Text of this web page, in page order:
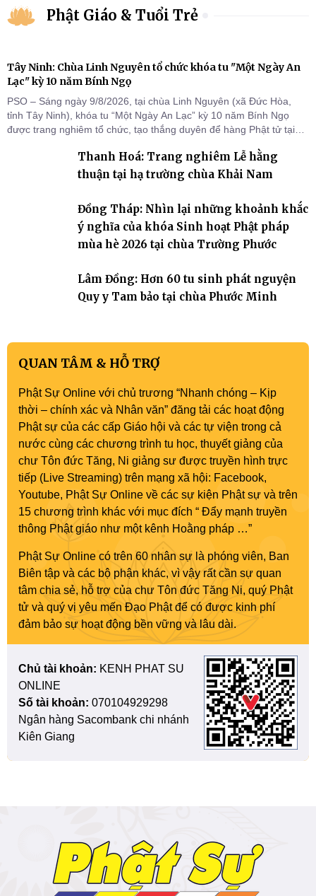
Phật Giáo & Tuổi Trẻ
Tây Ninh: Chùa Linh Nguyên tổ chức khóa tu "Một Ngày An
Lạc" kỳ 10 năm Bính Ngọ
PSO – Sáng ngày 9/8/2026, tại chùa Linh Nguyên (xã Đức Hòa,
tỉnh Tây Ninh), khóa tu “Một Ngày An Lạc” kỳ 10 năm Bính Ngọ
được trang nghiêm tổ chức, tạo thắng duyên để hàng Phật tử tại
Thanh Hoá: Trang nghiêm Lễ hằng
thuận tại hạ trường chùa Khải Nam
Đồng Tháp: Nhìn lại những khoảnh khắc
ý nghĩa của khóa Sinh hoạt Phật pháp
mùa hè 2026 tại chùa Trường Phước
Lâm Đồng: Hơn 60 tu sinh phát nguyện
Quy y Tam bảo tại chùa Phước Minh
QUAN TÂM & HỖ TRỢ
Phật Sự Online với chủ trương “Nhanh chóng – Kịp
thời – chính xác và Nhân văn” đăng tải các hoạt động
Phật sự của các cấp Giáo hội và các tự viện trong cả
nước cùng các chương trình tu học, thuyết giảng của
chư Tôn đức Tăng, Ni giảng sư được truyền hình trực
tiếp (Live Streaming) trên mạng xã hội: Facebook,
Youtube, Phật Sự Online về các sự kiện Phật sự và trên
15 chương trình khác với mục đích “ Đẩy mạnh truyền
thông Phật giáo như một kênh Hoằng pháp …”
Phật Sự Online có trên 60 nhân sự là phóng viên, Ban
Biên tập và các bộ phận khác, vì vậy rất cần sự quan
tâm chia sẻ, hỗ trợ của chư Tôn đức Tăng Ni, quý Phật
tử và quý vị yêu mến Đạo Phật để có được kinh phí
đảm bảo sự hoạt động bền vững và lâu dài.
Chủ tài khoản: KENH PHAT SU
ONLINE
Số tài khoản: 070104929298
Ngân hàng Sacombank chi nhánh
Kiên Giang